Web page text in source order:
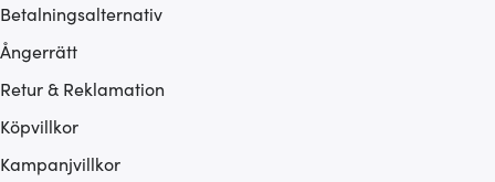
Betalningsalternativ
Ångerrätt
Retur & Reklamation
Köpvillkor
Kampanjvillkor